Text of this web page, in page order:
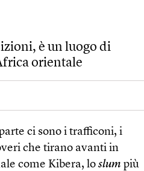
è un luogo di
orientale
ci sono i trafficoni, i
che tirano avanti in
come Kibera, loslum più